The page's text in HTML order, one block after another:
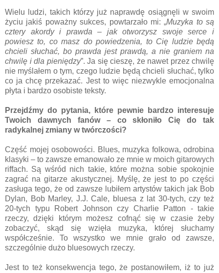
Wielu ludzi, takich którzy już naprawdę osiągnęli w swoim
życiu jakiś poważny sukces, powtarzało mi: „Muzyka to są
cztery akordy i prawda – jak otworzysz swoje serce i
powiesz to, co masz do powiedzenia, to Cię ludzie będą
chcieli słuchać, bo prawda jest prawdą, a nie graniem na
chwilę i dla pieniędzy”. Ja się cieszę, że nawet przez chwilę
nie myślałem o tym, czego ludzie będą chcieli słuchać, tylko
co ja chcę przekazać. Jest to więc niezwykle emocjonalna
płyta i bardzo osobiste teksty.
Przejdźmy do pytania, które pewnie bardzo interesuje
Twoich dawnych fanów – co skłoniło Cię do tak
radykalnej zmiany w twórczości?
Część mojej osobowości. Blues, muzyka folkowa, odrobina
klasyki – to zawsze emanowało ze mnie w moich gitarowych
riffach. Są wśród nich takie, które można sobie spokojnie
zagrać na gitarze akustycznej. Myślę, że jest to po części
zasługa tego, że od zawsze lubiłem artystów takich jak Bob
Dylan, Bob Marley, J.J. Cale, bluesa z lat 30-tych, czy też
20-tych typu Robert Johnson czy Charlie Patton - takie
rzeczy, dzięki którym możesz cofnąć się w czasie żeby
zobaczyć, skąd się wzięła muzyka, której słuchamy
współcześnie. To wszystko we mnie grało od zawsze,
szczególnie dużo bluesowych rzeczy.
Jest to też konsekwencja tego, że postanowiłem, iż to już